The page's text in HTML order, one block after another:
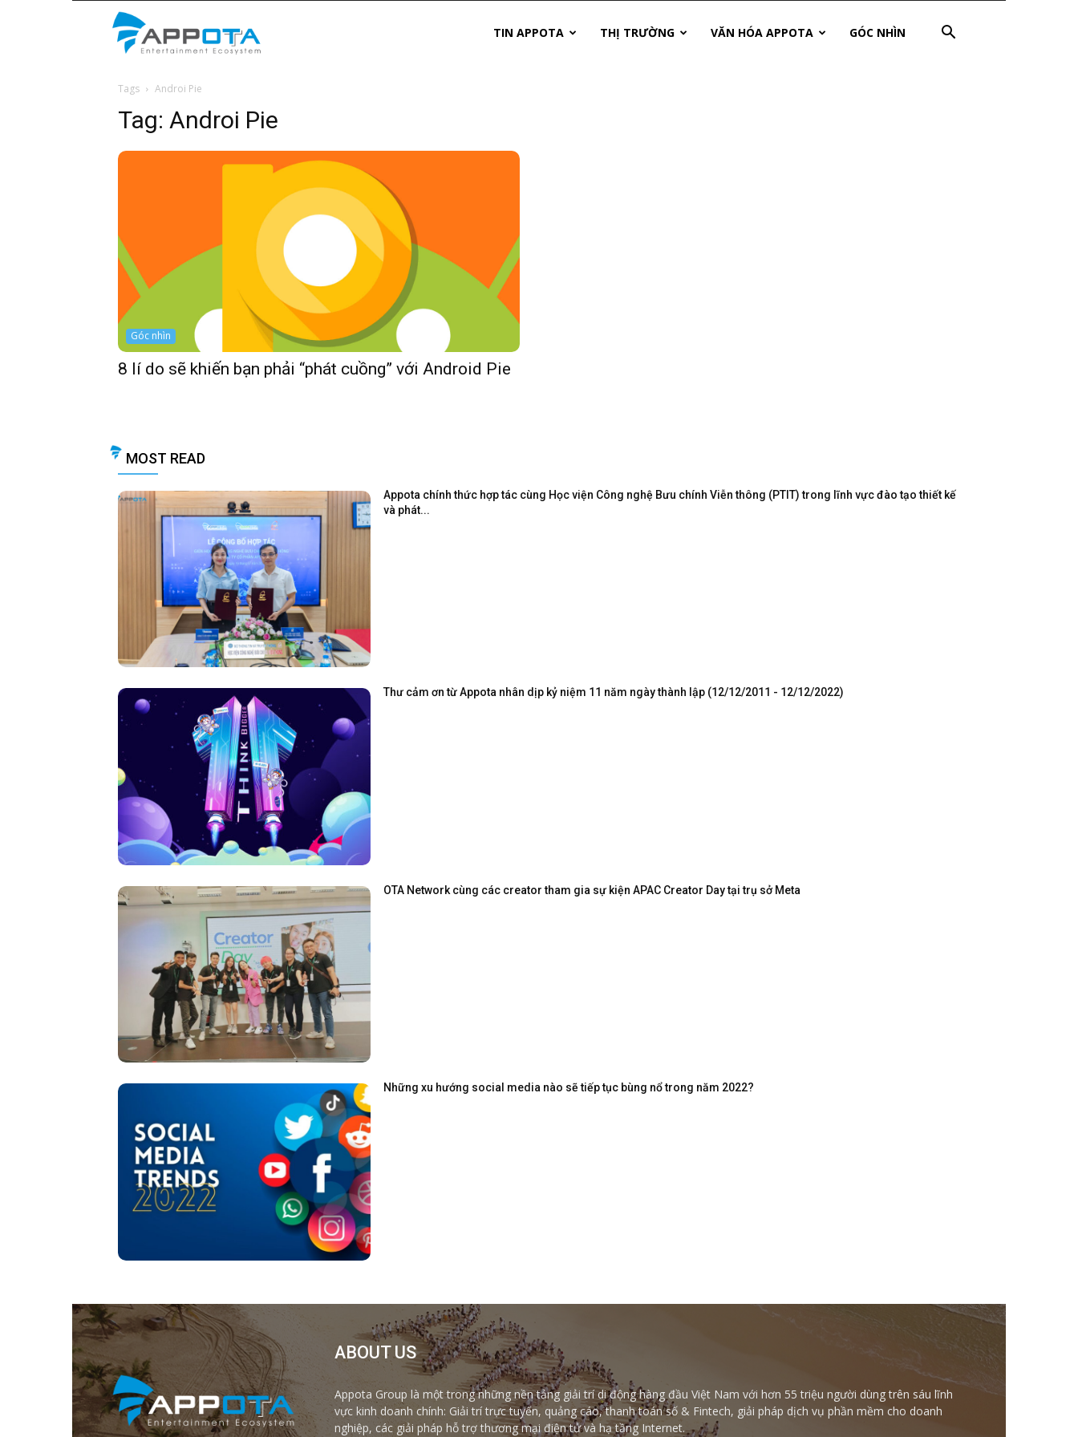
TIN APPOTA THỊ TRƯỜNG VĂN HÓA APPOTA GÓC NHÌN
Tags Androi Pie
Tag: Androi Pie
Góc nhìn
8 lí do sẽ khiến bạn phải “phát cuồng” với Android Pie
MOST READ
Appota chính thức hợp tác cùng Học viện Công nghệ Bưu chính Viễn thông (PTIT) trong lĩnh vực đào tạo thiết kế
và phát...
Thư cảm ơn từ Appota nhân dịp kỷ niệm 11 năm ngày thành lập (12/12/2011 - 12/12/2022)
OTA Network cùng các creator tham gia sự kiện APAC Creator Day tại trụ sở Meta
Những xu hướng social media nào sẽ tiếp tục bùng nổ trong năm 2022?
ABOUT US
Appota Group là một trong những nền tảng giải trí di động hàng đầu Việt Nam với hơn 55 triệu người dùng trên sáu lĩnh
vực kinh doanh chính: Giải trí trực tuyến, quảng cáo, thanh toán số & Fintech, giải pháp dịch vụ phần mềm cho doanh
nghiệp, các giải pháp hỗ trợ thương mại điện tử và hạ tầng Internet.